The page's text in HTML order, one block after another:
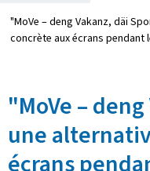
"MoVe – deng Vakanz, däi
concrète aux écrans pendant
"MoVe –
une
écrans